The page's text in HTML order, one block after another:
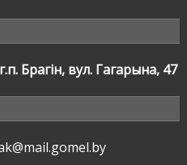
Брагін, вул. Гагарына, 47